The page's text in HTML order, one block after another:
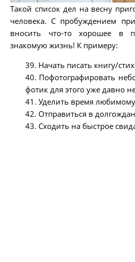
Такой список дел на весну
человека. С пробуждением
вносить что-то хорошее в
знакомую жизнь! К примеру:
39. Начать писать книгу/
40. Пофотографировать
фотик для этого уже давно
41. Уделить время
42. Отправиться в
43. Сходить на быстрое